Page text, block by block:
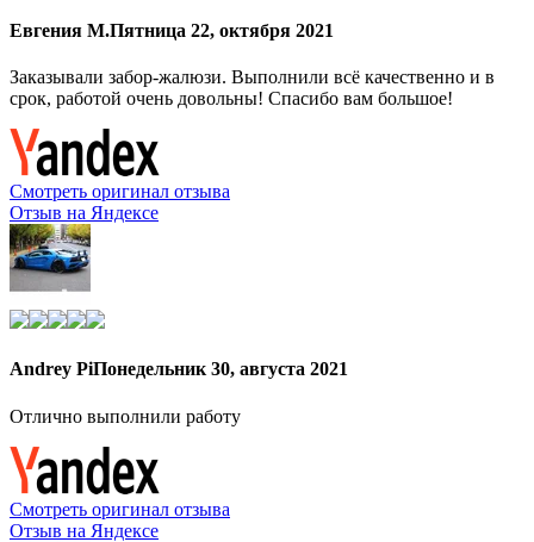
Евгения М.Пятница 22, октября 2021
Заказывали забор-жалюзи. Выполнили всё качественно и в
срок, работой очень довольны! Спасибо вам большое!
Смотреть оригинал отзыва
Отзыв на Яндексе
Andrey PiПонедельник 30, августа 2021
Отлично выполнили работу
Смотреть оригинал отзыва
Отзыв на Яндексе